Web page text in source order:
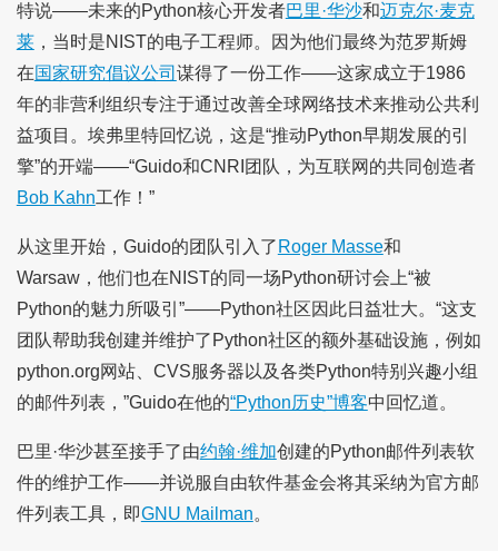
特说——未来的Python核心开发者巴里·华沙和迈克尔·麦克
莱，当时是NIST的电子工程师。因为他们最终为范罗斯姆
在国家研究倡议公司 谋得了一份工作——这家成立于1986
年的非营利组织专注于通过改善全球网络技术来推动公共利
益项目。埃弗里特回忆说，这是“推动Python早期发展的引
擎”的开端——“Guido和CNRI团队，为互联网的共同创造者
Bob Kahn工作！”
从这里开始，Guido的团队引入了 Roger Masse和
Warsaw，他们也在NIST的同一场Python研讨会上“被
Python的魅力所吸引”——Python社区因此日益壮大。“这支
团队帮助我创建并维护了Python社区的额外基础设施，例如
python.org网站、CVS服务器以及各类Python特别兴趣小组
的邮件列表，”Guido在他的“Python历史”博客中回忆道。
巴里·华沙甚至接手了由约翰·维加创建的Python邮件列表软
件的维护工作——并说服自由软件基金会将其采纳为官方邮
件列表工具，即GNU Mailman。